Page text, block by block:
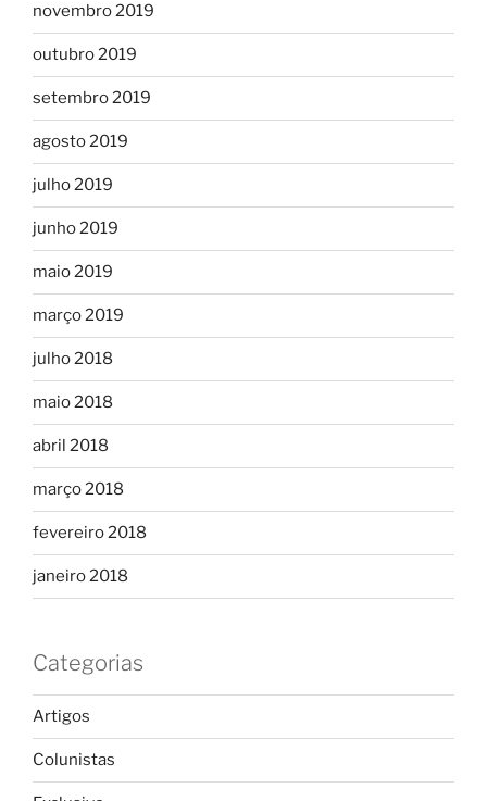
novembro 2019
outubro 2019
setembro 2019
agosto 2019
julho 2019
junho 2019
maio 2019
março 2019
julho 2018
maio 2018
abril 2018
março 2018
fevereiro 2018
janeiro 2018
Categorias
Artigos
Colunistas